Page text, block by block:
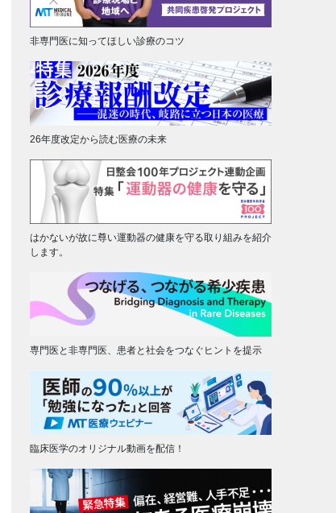
非専門医に知ってほしい診療のコツ
26年度改定から読む医療の未来
はかないが故に尊い運動器の健康を守る取り組みを紹介
します。
専門医と非専門医、患者と社会をつなぐヒントを提示
臨床医学のオリジナル動画を配信！